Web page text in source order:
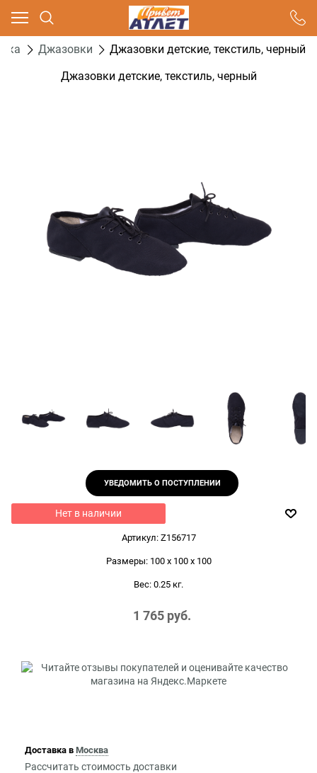
Джазовки
Джазовки детские, текстиль, черный
Джазовки детские, текстиль, черный
УВЕДОМИТЬ О ПОСТУПЛЕНИИ
Нет в наличии
Артикул: Z156717
Размеры: 100 x 100 x 100
Вес: 0.25 кг.
1 765 руб.
Доставка в Москва
Рассчитать стоимость доставки
Ваш город - Москва,
угадали?
ДА НЕТ